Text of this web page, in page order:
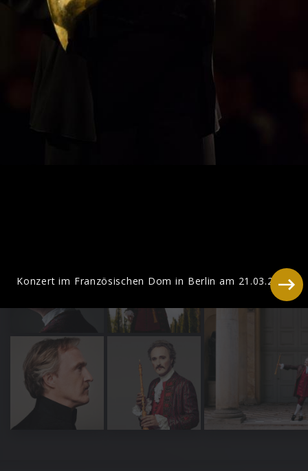
Konzert im Französischen Dom in Berlin am 21.03.2012